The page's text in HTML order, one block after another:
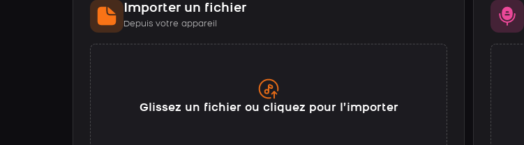
Importer un fichier
Depuis votre appareil
Glissez un fichier ou cliquez pour l’importer